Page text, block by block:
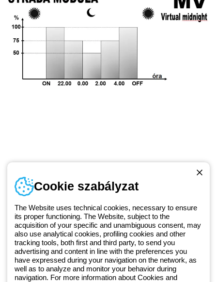
Since 2025, Beghelli has been part of the GEWISS Group, within the
GEWISS LightZone ecosystem, where we develop integrated
lighting solutions that transform complexity into simplicity, supporting
professionals and end users in meeting their needs. Discover more
about GEWISS
Telefonszám
Hétfőtől-péntekig: 8.00-16.30
1 951 3194
Cookie szabályzat
The Website uses technical cookies, necessary to ensure
its proper functioning. The Website, subject to the
acquisition of your specific and unambiguous consent, may
also use analytical cookies, profiling cookies and other
tracking tools, both first and third party, to send you
advertising and content in line with the preferences you
have expressed during your navigation on the network, as
well as to analyze and monitor your behavior during
navigation. For more information about Cookies and